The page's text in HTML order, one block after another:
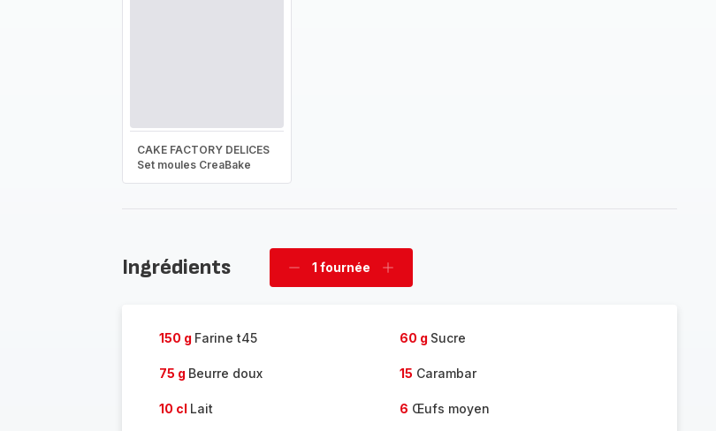
CAKE FACTORY DELICES
Set moules CreaBake
Ingrédients
Supprimer
1 fournée
Ajouter
150 g Farine t45 60 g Sucre
75 g Beurre doux 15 Carambar
10 cl Lait 6 Œufs moyen